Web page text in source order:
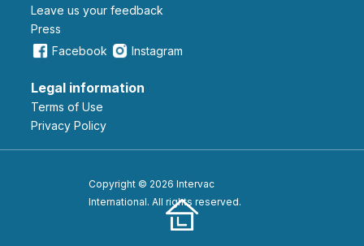
leave us your feedback
Press
Facebook
Instagram
Legal information
Terms of Use
Privacy Policy
Copyright © 2026 Intervac
International. All rights reserved.